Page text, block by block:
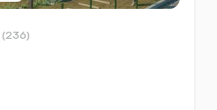
(236)